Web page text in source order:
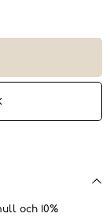
och 10%